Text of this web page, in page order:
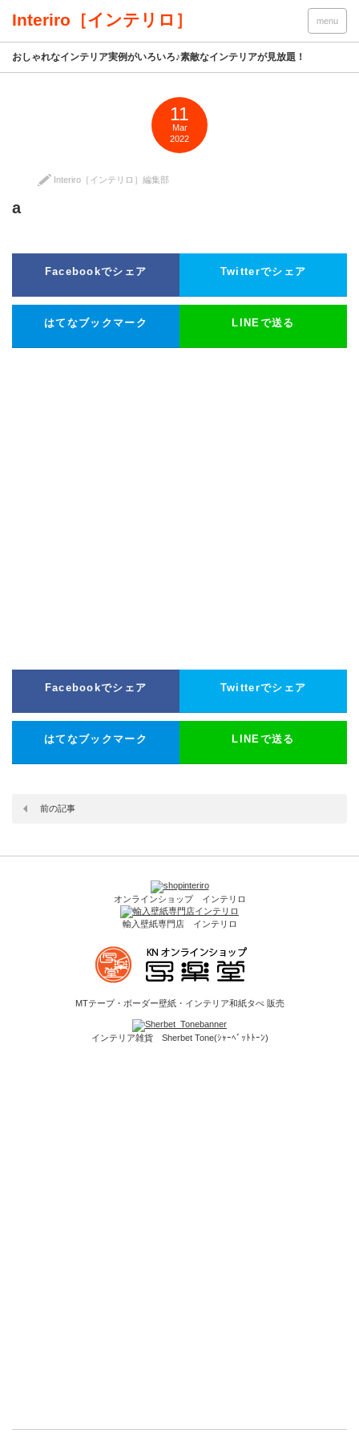
Interiro［インテリロ］ menu
おしゃれなインテリア実例がいろいろ♪素敵なインテリアが見放題！
11
Mar
2022
Interiro［インテリロ］編集部
a
Facebookでシェア Twitterでシェア
はてなブックマーク LINEで送る
Facebookでシェア Twitterでシェア
はてなブックマーク LINEで送る
前の記事
オンラインショップ インテリロ
輸入壁紙専門店 インテリロ
MTテープ・ボーダー壁紙・インテリア和紙タぺ 販売
インテリア雑貨 Sherbet Tone(ｼｬｰﾍﾞｯﾄﾄｰﾝ)